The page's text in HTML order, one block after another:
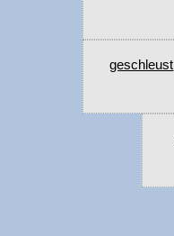
geschleust